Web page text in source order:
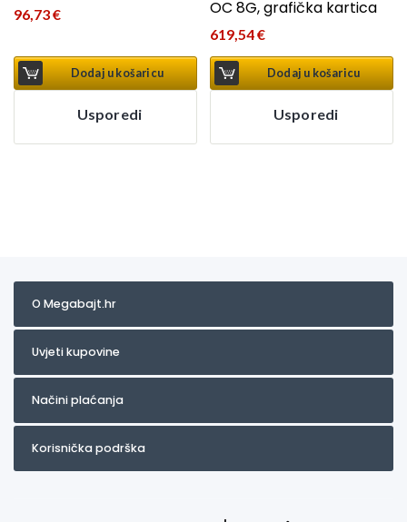
96,73€
Dodaj u košaricu
Usporedi
OC 8G, grafička kartica
619,54€
Dodaj u košaricu
Usporedi
O Megabajt.hr
Uvjeti kupovine
Načini plaćanja
Korisnička podrška